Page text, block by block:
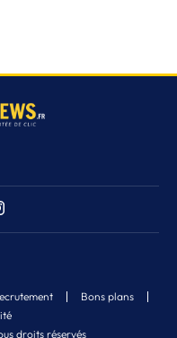
droits réservés
Bons plans